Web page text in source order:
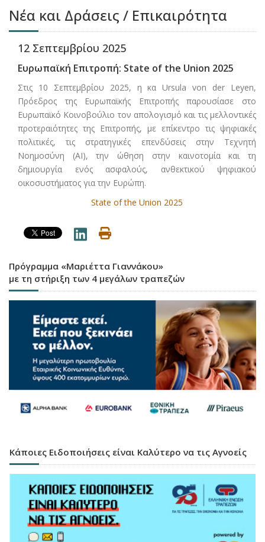
Νέα και Δράσεις / Επικαιρότητα
12 Σεπτεμβρίου 2025
Ευρωπαϊκή Επιτροπή: State of the Union 2025
Στις 10 Σεπτεμβρίου 2025, η κα Ursula von der Leyen,
Πρόεδρος της Ευρωπαϊκής Επιτροπής παρουσίασε στο
Ευρωπαϊκό Κοινοβούλιο τον απολογισμό και τις μελλοντικές
προτεραιότητες της Επιτροπής, με επίκεντρο τις ψηφιακές
πολιτικές, τις στρατηγικές επενδύσεις στην Τεχνητή
Νοημοσύνη (ΑΙ), την ώθηση στην καινοτομία και τη
δημιουργία ενός ασφαλούς, ανθεκτικού ψηφιακού
οικοσυστήματος για την Ευρώπη.
State of the Union 2025
Πρόγραμμα «Μαριέττα Γιαννάκου»
με τη στήριξη των 4 μεγάλων τραπεζών
Κάποιες Ειδοποιήσεις είναι Καλύτερο να τις Αγνοείς